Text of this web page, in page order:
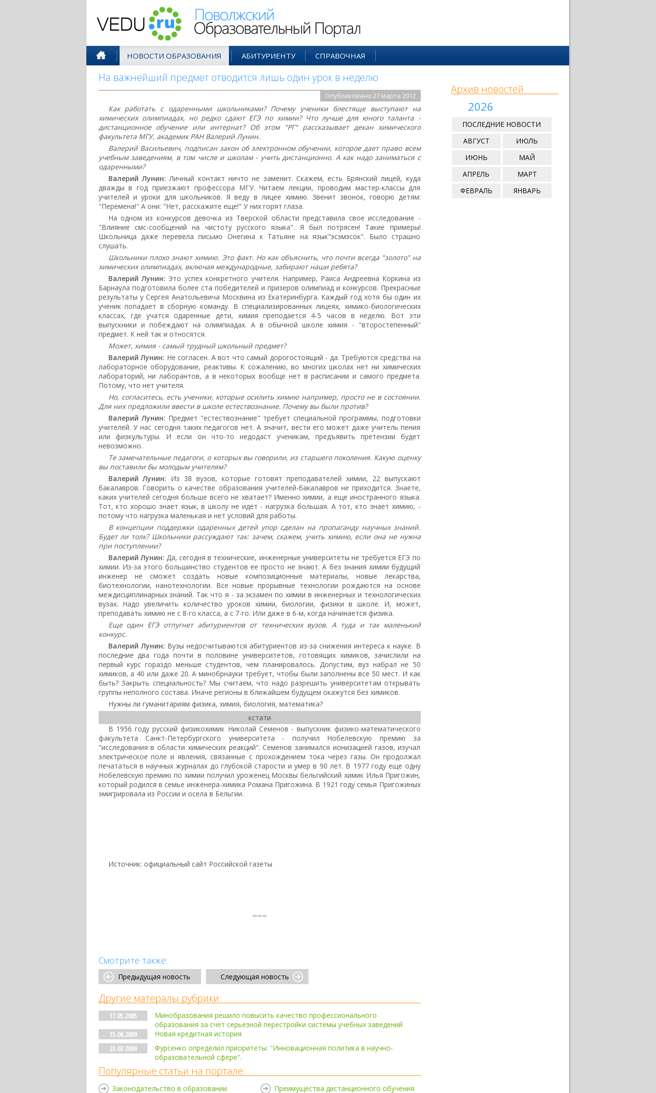
НОВОСТИ ОБРАЗОВАНИЯ АБИТУРИЕНТУ СПРАВОЧНАЯ
На важнейший предмет отводится лишь один урок в неделю
Опубликовано 27 марта 2012
Как работать с одаренными школьниками? Почему ученики блестяще выступают на
химических олимпиадах, но редко сдают ЕГЭ по химии? Что лучше для юного таланта -
дистанционное обучение или интернат? Об этом "РГ" рассказывает декан химического
факультета МГУ, академик РАН Валерий Лунин.
Валерий Васильевич, подписан закон об электронном обучении, которое дает право всем
учебным заведениям, в том числе и школам - учить дистанционно. А как надо заниматься с
одаренными?
Валерий Лунин:Личный контакт ничто не заменит. Скажем, есть Брянский лицей, куда
дважды в год приезжают профессора МГУ. Читаем лекции, проводим мастер-классы для
учителей и уроки для школьников. Я веду в лицее химию. Звенит звонок, говорю детям:
"Перемена!" А они: "Нет, расскажите еще!" У них горят глаза.
На одном из конкурсов девочка из Тверской области представила свое исследование -
"Влияние смс-сообщений на чистоту русского языка". Я был потрясен! Такие примеры!
Школьница даже перевела письмо Онегина к Татьяне на язык"эсэмэсок". Было страшно
слушать.
Школьники плохо знают химию. Это факт. Но как объяснить, что почти всегда "золото" на
химических олимпиадах, включая международные, забирают наши ребята?
Валерий Лунин: Это успех конкретного учителя. Например, Раиса Андреевна Коркина из
Барнаула подготовила более ста победителей и призеров олимпиад и конкурсов. Прекрасные
результаты у Сергея Анатольевича Москвина из Екатеринбурга. Каждый год хотя бы один их
ученик попадает в сборную команду. В специализированных лицеях, химико-биологических
классах, где учатся одаренные дети, химия преподается 4-5 часов в неделю. Вот эти
выпускники и побеждают на олимпиадах. А в обычной школе химия - "второстепенный"
предмет. К ней так и относятся.
Может, химия - самый трудный школьный предмет?
Валерий Лунин: Не согласен. А вот что самый дорогостоящий - да. Требуются средства на
лабораторное оборудование, реактивы. К сожалению, во многих школах нет ни химических
лабораторий, ни лаборантов, а в некоторых вообще нет в расписании и самого предмета.
Потому, что нет учителя.
Но, согласитесь, есть ученики, которые осилить химию например, просто не в состоянии.
Для них предложили ввести в школе естествознание. Почему вы были против?
Валерий Лунин: Предмет "естествознание" требует специальной программы, подготовки
учителей. У нас сегодня таких педагогов нет. А значит, вести его может даже учитель пения
или физкультуры. И если он что-то недодаст ученикам, предъявить претензии будет
невозможно.
Те замечательные педагоги, о которых вы говорили, из старшего поколения. Какую оценку
вы поставили бы молодым учителям?
Валерий Лунин: Из 38 вузов, которые готовят преподавателей химии, 22 выпускают
бакалавров. Говорить о качестве образования учителей-бакалавров не приходится. Знаете,
каких учителей сегодня больше всего не хватает? Именно химии, а еще иностранного языка.
Тот, кто хорошо знает язык, в школу не идет - нагрузка большая. А тот, кто знает химию, -
потому что нагрузка маленькая и нет условий для работы.
В концепции поддержки одаренных детей упор сделан на пропаганду научных знаний.
Будет ли толк? Школьники рассуждают так: зачем, скажем, учить химию, если она не нужна
при поступлении?
Валерий Лунин: Да, сегодня в технические, инженерные университеты не требуется ЕГЭ по
химии. Из-за этого большинство студентов ее просто не знают. А без знания химии будущий
инженер не сможет создать новые композиционные материалы, новые лекарства,
биотехнологии, нанотехнологии. Все новые прорывные технологии рождаются на основе
междисциплинарных знаний. Так что я - за экзамен по химии в инженерных и технологических
вузах. Надо увеличить количество уроков химии, биологии, физики в школе. И, может,
преподавать химию не с 8-го класса, а с 7-го. Или даже в 6-м, когда начинается физика.
Еще один ЕГЭ отпугнет абитуриентов от технических вузов. А туда и так маленький
конкурс.
Валерий Лунин: Вузы недосчитываются абитуриентов из-за снижения интереса к науке. В
последние два года почти в половине университетов, готовящих химиков, зачислили на
первый курс гораздо меньше студентов, чем планировалось. Допустим, вуз набрал не 50
химиков, а 40 или даже 20. А минобрнауки требует, чтобы были заполнены все 50 мест. И как
быть? Закрыть специальность? Мы считаем, что надо разрешить университетам открывать
группы неполного состава. Иначе регионы в ближайшем будущем окажутся без химиков.
Нужны ли гуманитариям физика, химия, биология, математика?
кстати
В 1956 году русский физикохимик Николай Семенов - выпускник физико-математического
факультета Санкт-Петербургского университета - получил Нобелевскую премию за
"исследования в области химических реакций". Семенов занимался ионизацией газов, изучал
электрическое поле и явления, связанные с прохождением тока через газы. Он продолжал
печататься в научных журналах до глубокой старости и умер в 90 лет. В 1977 году еще одну
Нобелевскую премию по химии получил уроженец Москвы бельгийский химик Илья Пригожин,
который родился в семье инженера-химика Романа Пригожина. В 1921 году семья Пригожиных
эмигрировала из России и осела в Бельгии.
Источник: официальный сайт Российской газеты
Смотрите также:
Предыдущая новость Следующая новость
Другие матералы рубрики:
17.05.2005
Минобразования решило повысить качество профессионального
образования за счет серьезной перестройки системы учебных заведений
15.06.2009
Новая кредитная история
23.03.2004
Фурсенко определил приоритеты: "Инновационная политика в научно-
образовательной сфере".
Популярные статьи на портале:
Законодательство в образовании Преимущества дистанционного обучения
Архив новостей
2026
ПОСЛЕДНИЕ НОВОСТИ
АВГУСТ
ИЮЛЬ
ИЮНЬ
МАЙ
АПРЕЛЬ
МАРТ
ФЕВРАЛЬ
ЯНВАРЬ